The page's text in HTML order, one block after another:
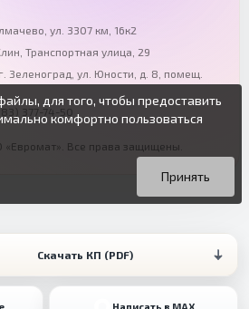
Скачать КП (PDF)
Написать в MAX
ул. 3307 км, 16к2
Транспортная улица, 29
Зеленоград ул. Юности, д. 8, помещ.
377-74-50
Все права защищены.
для того, чтобы предоставить
комфортно пользоваться
о cookie-файлах в открытых
настройки своего браузера.
данным сайтом без изменения
на использование ваших cookie-
Принять